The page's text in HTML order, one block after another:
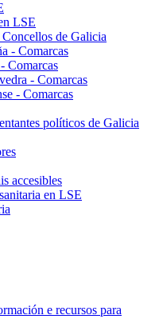
LSE
de Galicia
- Comarcas
Comarcas
- Comarcas
- Comarcas
políticos de Galicia
accesibles
en LSE
e recursos para